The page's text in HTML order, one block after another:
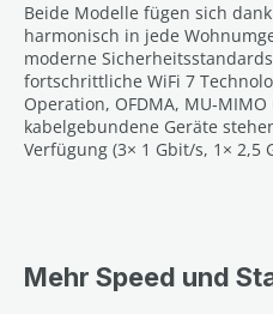
Beide Modelle fügen sich
harmonisch in jede
moderne
fortschrittliche WiFi 7
Operation, OFDMA,
kabelgebundene Geräte
Verfügung (3× 1 Gbit/s, 1× 2,5
Mehr Speed und